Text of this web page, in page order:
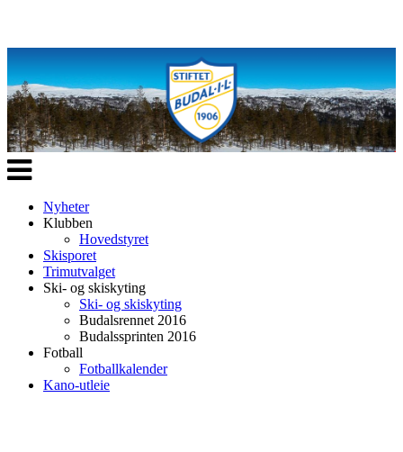
Veksle
navigasjon
Nyheter
Klubben
Hovedstyret
Skisporet
Trimutvalget
Ski- og skiskyting
Ski- og skiskyting
Budalsrennet 2016
Budalssprinten 2016
Fotball
Fotballkalender
Kano-utleie